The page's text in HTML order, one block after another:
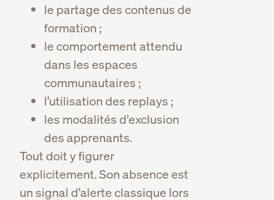
le partage des contenus de
formation ;
le comportement attendu
dans les espaces
communautaires ;
l’utilisation des replays ;
les modalités d’exclusion
des apprenants.
Tout doit y figurer
explicitement. Son absence est
un signal d’alerte classique lors